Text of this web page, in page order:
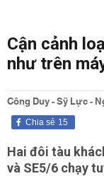
Cận cảnh
như trên
Công Duy - Sỹ Lực -
15
Chia sẻ
Hai đôi tàu
và SE5/6 chạy